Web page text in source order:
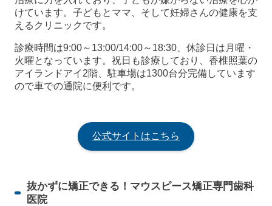
けています。子どもとママ、そして妊婦さんの健康を支
えるクリニックです。
診療時間は9:00～13:00/14:00～18:30、休診日は月曜・
火曜となっています。祝日も診療しており、香椎照葉の
アイランドアイ2階、駐車場は1300台分完備しています
ので車での通院に便利です。
公式サイトはこちら
抜かずに矯正できる！マウスピース矯正専門歯科
医院